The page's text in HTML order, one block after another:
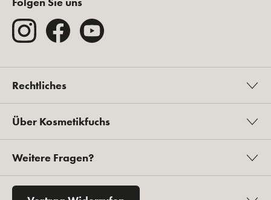
Rechtliches
Über Kosmetikfuchs
Weitere Fragen?